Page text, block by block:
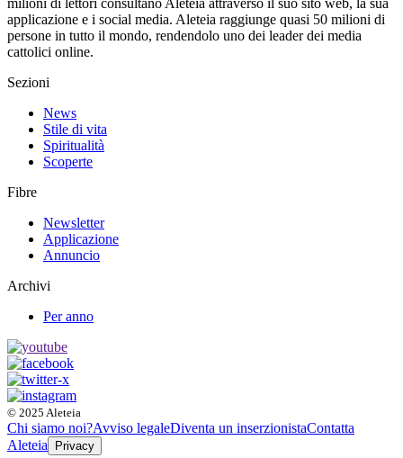
applicazione e i social media. Aleteia raggiunge quasi 50 milioni di
persone in tutto il mondo, rendendolo uno dei leader dei media
cattolici online.
Sezioni
News
Stile di vita
Spiritualità
Scoperte
Fibre
Newsletter
Applicazione
Annuncio
Archivi
Per anno
© 2025 Aleteia
Chi siamo noi?Avviso legaleDiventa un inserzionistaContatta
Aleteia
Privacy